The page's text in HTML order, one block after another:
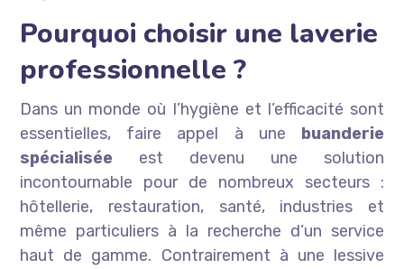
Pourquoi choisir une laverie
professionnelle ?
Dans un monde où l’hygiène et l’efficacité sont
essentielles, faire appel à une buanderie
spécialisée est devenu une solution
incontournable pour de nombreux secteurs :
hôtellerie, restauration, santé, industries et
même particuliers à la recherche d’un service
haut de gamme. Contrairement à une lessive